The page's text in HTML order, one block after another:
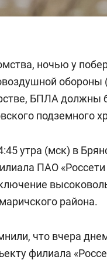
ночью у
обороны
БПЛА должны
подземного
утра (мск) в
ПАО
района.
что вчера
филиала